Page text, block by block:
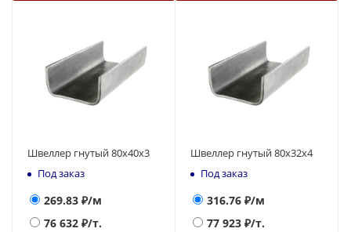
Швеллер гнутый 80х40х3
Под заказ
269.83 ₽/м
76 632 ₽/т.
Швеллер гнутый 80х32х4
Под заказ
316.76 ₽/м
77 923 ₽/т.